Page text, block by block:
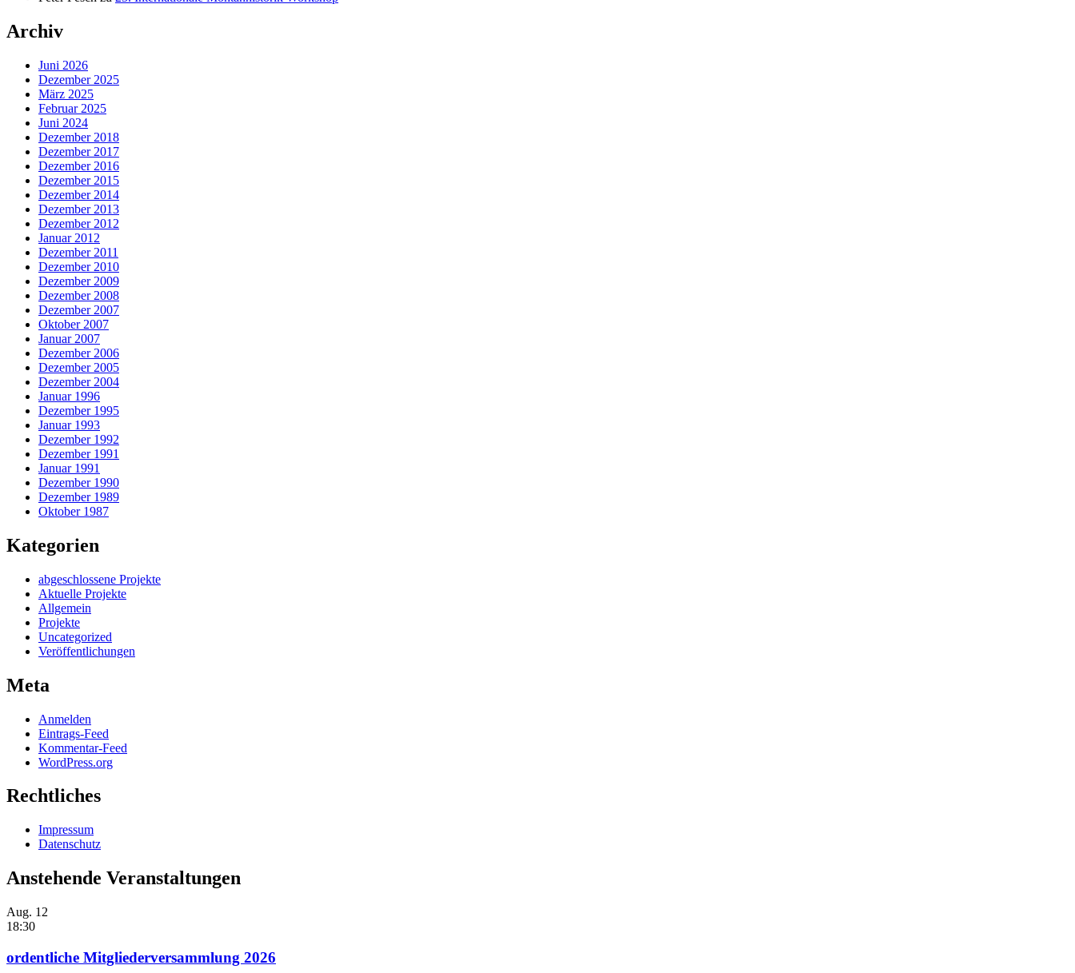
Archiv
Juni 2026
Dezember 2025
März 2025
Februar 2025
Juni 2024
Dezember 2018
Dezember 2017
Dezember 2016
Dezember 2015
Dezember 2014
Dezember 2013
Dezember 2012
Januar 2012
Dezember 2011
Dezember 2010
Dezember 2009
Dezember 2008
Dezember 2007
Oktober 2007
Januar 2007
Dezember 2006
Dezember 2005
Dezember 2004
Januar 1996
Dezember 1995
Januar 1993
Dezember 1992
Dezember 1991
Januar 1991
Dezember 1990
Dezember 1989
Oktober 1987
Kategorien
abgeschlossene Projekte
Aktuelle Projekte
Allgemein
Projekte
Uncategorized
Veröffentlichungen
Meta
Anmelden
Eintrags-Feed
Kommentar-Feed
WordPress.org
Rechtliches
Impressum
Datenschutz
Anstehende Veranstaltungen
Aug. 12
18:30
ordentliche Mitgliederversammlung 2026